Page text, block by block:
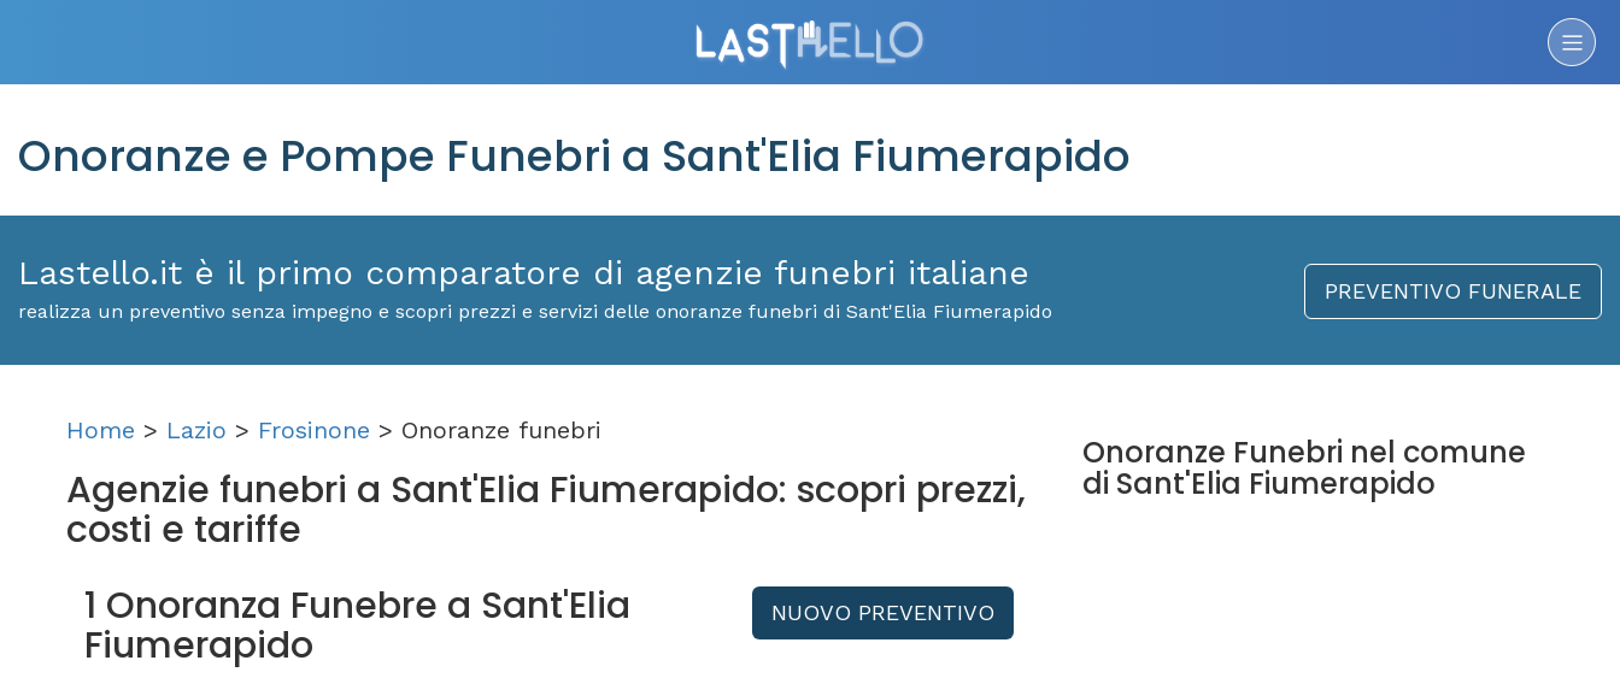
Onoranze e Pompe Funebri a Sant'Elia Fiumerapido
Lastello.it è il primo comparatore di agenzie funebri italiane
realizza un preventivo senza impegno e scopri prezzi e servizi delle onoranze funebri di Sant'Elia Fiumerapido
PREVENTIVO FUNERALE
Home > Lazio > Frosinone > Onoranze funebri
Agenzie funebri a Sant'Elia Fiumerapido: scopri prezzi,
costi e tariffe
1 Onoranza Funebre a Sant'Elia
Fiumerapido
NUOVO PREVENTIVO
Onoranze Funebri nel comune
di Sant'Elia Fiumerapido